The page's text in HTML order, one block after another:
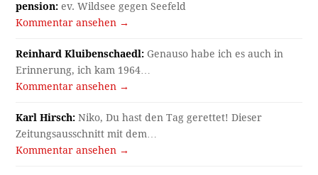
pension: ev. Wildsee gegen Seefeld
Kommentar ansehen →
Reinhard Kluibenschaedl: Genauso habe ich es auch in
Erinnerung, ich kam 1964…
Kommentar ansehen →
Karl Hirsch: Niko, Du hast den Tag gerettet! Dieser
Zeitungsausschnitt mit dem…
Kommentar ansehen →